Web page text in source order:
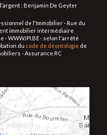
: Benjamin De Geyter
de l'Immobilier - Rue du
immobilier intermédiaire
- WWW.IPI.BE - selon l'arrêté
du code de déontologie de
- Assurance RC